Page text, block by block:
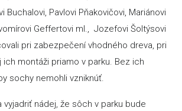
Buchalovi, Pavlovi Pňakovičovi, Mariánovi
Geffertovi ml., Jozefovi Šoltýsovi
pri zabezpečení vhodného dreva, pri
ich montáži priamo v parku. Bez ich
sochy nemohli vzniknúť.
vyjadriť nádej, že sôch v parku bude